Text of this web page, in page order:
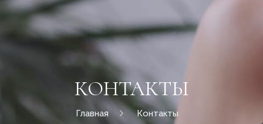
КОНТАКТЫ
Главная Контакты